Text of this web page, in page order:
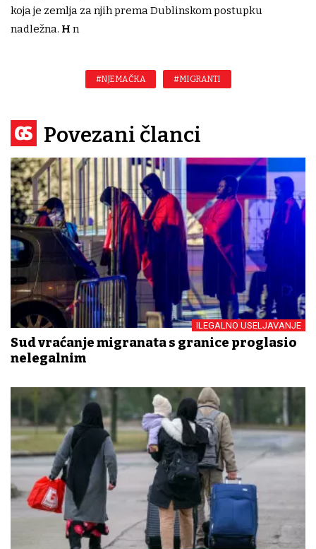
koja je zemlja za njih prema Dublinskom postupku
nadležna. H n
#NJEMAČKA #MIGRANTI
Povezani članci
ILEGALNO USELJAVANJE
Sud vraćanje migranata s granice proglasio
nelegalnim